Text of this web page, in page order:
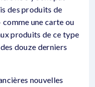
des produits de
une carte ou
produits de ce type
douze derniers
nouvelles